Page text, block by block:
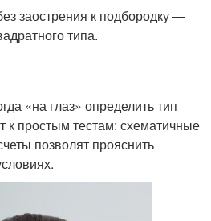
заострения к подбородку —
типа.
«на глаз» определить тип
к простым тестам: схематичные
позволят прояснить